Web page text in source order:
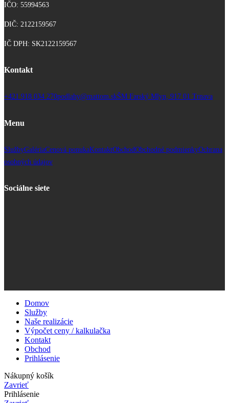
IČO: 55994563
DIČ: 2122159567
IČ DPH: SK2122159567
Kontakt
+421 918 034 270podlahy@mattom.skŠM Farský Mlyn, 917 01 Trnava
Menu
SlužbyGalériaCenová ponukaKontaktObchodObchodné podmienkyOchrana
osobných údajov
Sociálne siete
Domov
Služby
Naše realizácie
Výpočet ceny / kalkulačka
Kontakt
Obchod
Prihlásenie
Nákupný košík
Zavrieť
Prihlásenie